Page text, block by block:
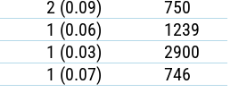
2 (0.09)
750
1 (0.06)
1239
1 (0.03)
2900
1 (0.07) 746